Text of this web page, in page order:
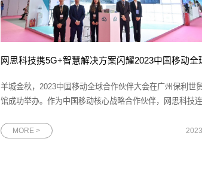
羊城金秋，2023中国移动全球合作伙伴大会在广州保利世
馆成功举办。作为中国移动核心战略合作伙伴，网思科技连
提供一个近距离体验5G+行业场景应用生态的机会。图为
MORE >